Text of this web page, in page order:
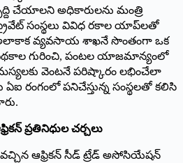
చేయాలని అధికారులను మంత్రి
సంస్థలు వివిధ రకాల యాప్‌లతో
వ్యవసాయ శాఖనే సొంతంగా ఒక
పథకాల గురించి, పంటల యాజమాన్యంలో
వెంటనే పరిష్కారం లభించేలా
రంగంలో పనిచేస్తున్న సంస్థలతో కలిసి
ప్రతినిధుల చర్చలు
ఆఫ్రికన్‌ సీడ్‌ ట్రేడ్‌ అసోసియేషన్‌